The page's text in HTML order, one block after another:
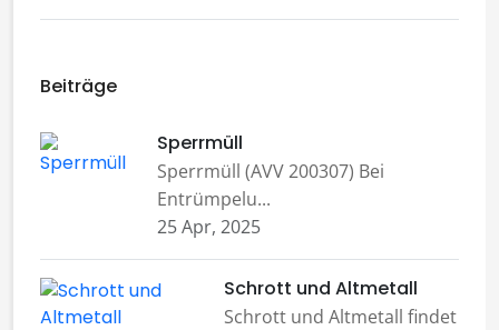
Beiträge
Sperrmüll
Sperrmüll (AVV 200307) Bei
Entrümpelu...
25 Apr, 2025
Schrott und Altmetall
Schrott und Altmetall findet